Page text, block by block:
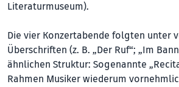
Literaturmuseum).
Die vier Konzertabende folgten unter
Überschriften (z. B. „Der Ruf“; „Im
ähnlichen Struktur: Sogenannte
Rahmen Musiker wiederum